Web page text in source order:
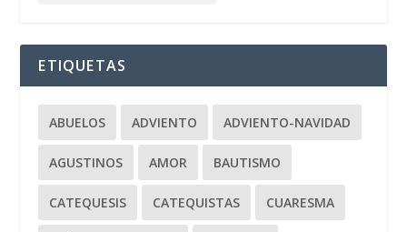
ETIQUETAS
ABUELOS ADVIENTO ADVIENTO-NAVIDAD
AGUSTINOS AMOR BAUTISMO
CATEQUESIS CATEQUISTAS CUARESMA